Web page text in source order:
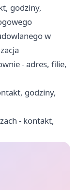
godziny,
w
- adres, filie,
godziny,
- kontakt,